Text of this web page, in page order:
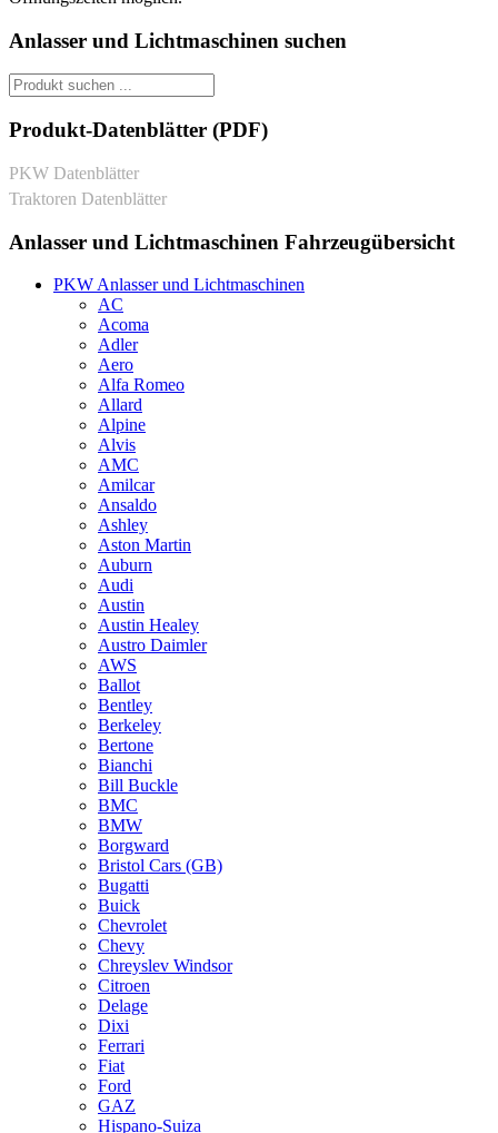
Anlasser und Lichtmaschinen suchen
Produkt-Datenblätter (PDF)
PKW Datenblätter
Traktoren Datenblätter
Anlasser und Lichtmaschinen Fahrzeugübersicht
PKW Anlasser und Lichtmaschinen
AC
Acoma
Adler
Aero
Alfa Romeo
Allard
Alpine
Alvis
AMC
Amilcar
Ansaldo
Ashley
Aston Martin
Auburn
Audi
Austin
Austin Healey
Austro Daimler
AWS
Ballot
Bentley
Berkeley
Bertone
Bianchi
Bill Buckle
BMC
BMW
Borgward
Bristol Cars (GB)
Bugatti
Buick
Chevrolet
Chevy
Chreyslev Windsor
Citroen
Delage
Dixi
Ferrari
Fiat
Ford
GAZ
Hispano-Suiza